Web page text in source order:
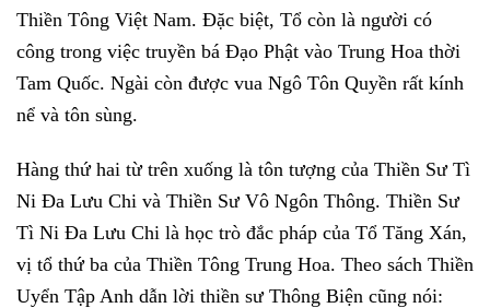
Thiền Tông Việt Nam. Đặc biệt, Tổ còn là người có
công trong việc truyền bá Đạo Phật vào Trung Hoa thời
Tam Quốc. Ngài còn được vua Ngô Tôn Quyền rất kính
nể và tôn sùng.
Hàng thứ hai từ trên xuống là tôn tượng của Thiền Sư Tì
Ni Đa Lưu Chi và Thiền Sư Vô Ngôn Thông. Thiền Sư
Tì Ni Đa Lưu Chi là học trò đắc pháp của Tổ Tăng Xán,
vị tổ thứ ba của Thiền Tông Trung Hoa. Theo sách Thiền
Uyển Tập Anh dẫn lời thiền sư Thông Biện cũng nói: